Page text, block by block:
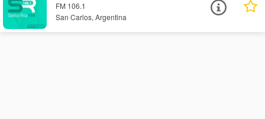
FM 106.1
San Carlos, Argentina